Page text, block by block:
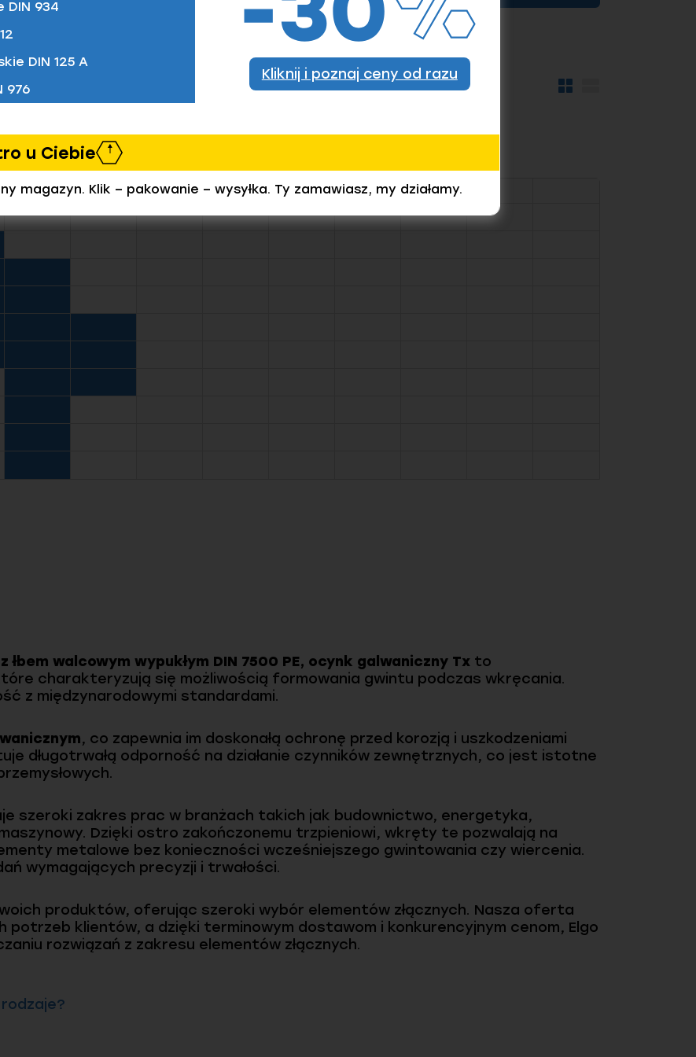
Widok
M6
M8
walcowym wypukłym DIN 7500 PE, ocynk galwaniczny Tx to
charakteryzują się możliwością formowania gwintu podczas wkręcania.
z międzynarodowymi standardami.
, co zapewnia im doskonałą ochronę przed korozją i uszkodzeniami
długotrwałą odporność na działanie czynników zewnętrznych, co jest istotne
szeroki zakres prac w branżach takich jak budownictwo, energetyka,
Dzięki ostro zakończonemu trzpieniowi, wkręty te pozwalają na
metalowe bez konieczności wcześniejszego gwintowania czy wiercenia.
wymagających precyzji i trwałości.
produktów, oferując szeroki wybór elementów złącznych. Nasza oferta
klientów, a dzięki terminowym dostawom i konkurencyjnym cenom, Elgo
rozwiązań z zakresu elementów złącznych.
934
DIN 125 A
976
Kliknij i poznaj ceny od razu
u Ciebie
magazyn. Klik – pakowanie – wysyłka. Ty zamawiasz, my działamy.